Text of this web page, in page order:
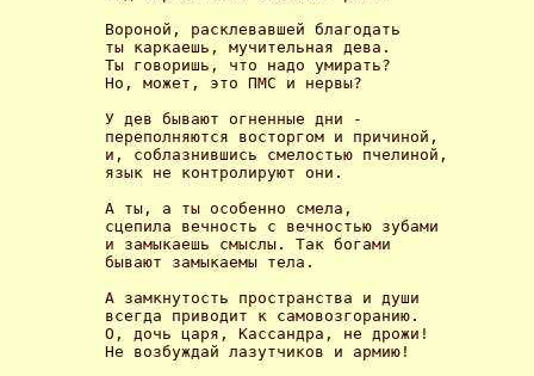
Вороной, расклевавшей благодать
ты каркаешь, мучительная дева.
Ты говоришь, что надо умирать?
Но, может, это ПМС и нервы?
У дев бывают огненные дни -
переполняются восторгом и причиной,
и, соблазнившись смелостью пчелиной,
язык не контролируют они.
А ты, а ты особенно смела,
сцепила вечность с вечностью зубами
и замыкаешь смыслы. Так богами
бывают замыкаемы тела.
А замкнутость пространства и души
всегда приводит к самовозгоранию.
О, дочь царя, Кассандра, не дрожи!
Не возбуждай лазутчиков и армию!